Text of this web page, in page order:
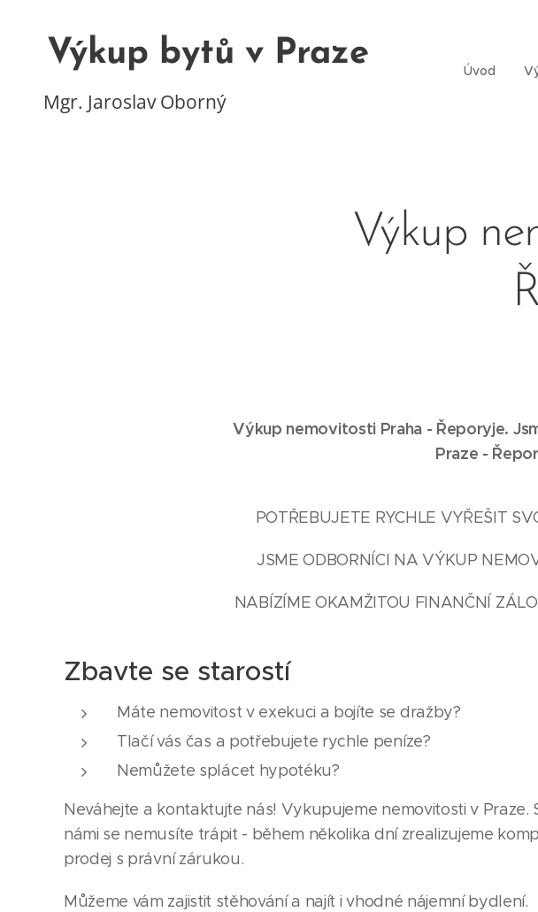
Výkup bytů v Praze
Mgr. Jaroslav Oborný
Úvod
Výkup
Výkup nemovitosti Praha - Řeporyje.
Praze -
POTŘEBUJETE RYCHLE VYŘEŠIT
JSME ODBORNÍCI NA VÝKUP
NABÍZÍME OKAMŽITOU FINANČNÍ
Zbavte se starostí
Máte nemovitost v exekuci a bojíte se dražby?
Tlačí vás čas a potřebujete rychle peníze?
Nemůžete splácet hypotéku?
Neváhejte a kontaktujte nás! Vykupujeme nemovitosti v Praze.
námi se nemusíte trápit - během několika dní zrealizujeme
prodej s právní zárukou.
Můžeme vám zajistit stěhování a najít i vhodné nájemní bydlení.